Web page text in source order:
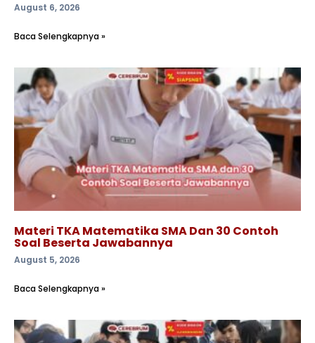
August 6, 2026
Baca Selengkapnya »
Materi TKA Matematika SMA Dan 30 Contoh
Soal Beserta Jawabannya
August 5, 2026
Baca Selengkapnya »